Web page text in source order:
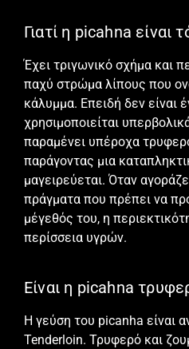
Γιατί η picahna είναι
Έχει τριγωνικό σχήμα και
παχύ στρώμα λίπους που
κάλυμμα. Επειδή δεν είναι
χρησιμοποιείται
παραμένει υπέροχα
παράγοντας μια
μαγειρεύεται. Όταν
πράγματα που πρέπει να
μέγεθός του, η
περίσσεια υγρών.
Είναι η picahna
Η γεύση του picanha είναι
Tenderloin. Τρυφερό και